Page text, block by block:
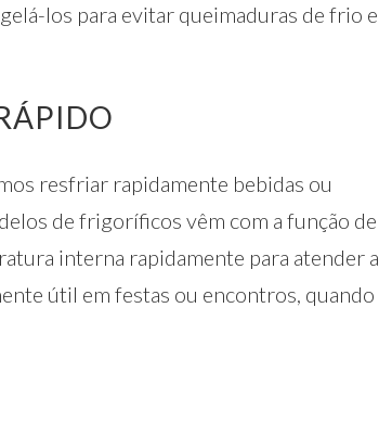
los para evitar queimaduras de frio e
resfriar rapidamente bebidas ou
de frigoríficos vêm com a função de
interna rapidamente para atender a
útil em festas ou encontros, quando